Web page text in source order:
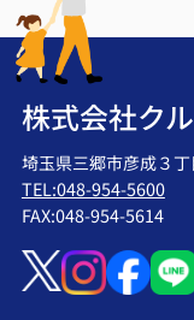
株式会社ク
埼玉県三郷市彦成３
TEL:048-954-5600
FAX:048-954-5614